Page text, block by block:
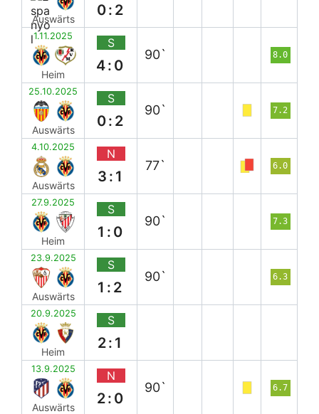
Auswärts
0:2
1.11.2025
Heim
S
4:0
90` 8.0
25.10.2025
Auswärts
S
0:2
90` 7.2
4.10.2025
Auswärts
N
3:1
77` 6.0
27.9.2025
Heim
S
1:0
90` 7.3
23.9.2025
Auswärts
S
1:2
90` 6.3
20.9.2025
Heim
S
2:1
13.9.2025
Auswärts
N
2:0
90` 6.7